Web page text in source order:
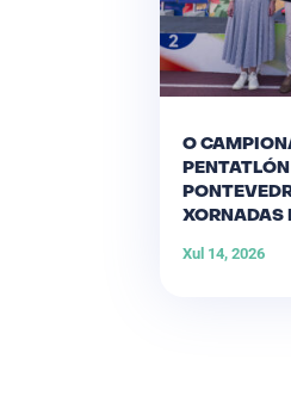
O
XORNADAS
Xul 14, 2026